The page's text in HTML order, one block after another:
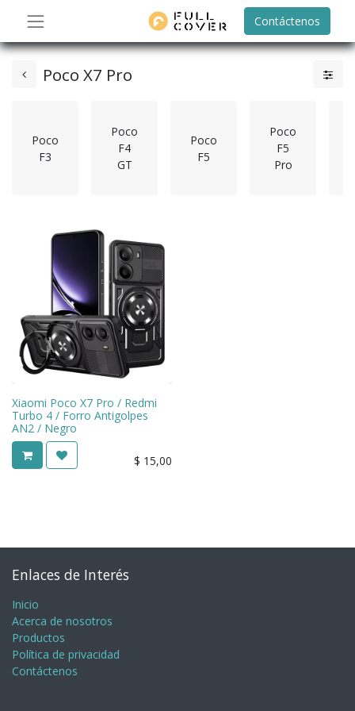
Contáctenos
Poco X7 Pro
Poco
F3
Poco
F4
GT
Poco
F5
Poco
F5
Pro
Xiaomi Poco X7 Pro / Redmi
Turbo 4 / Forro Antigolpes
AN2 / Negro
$ 15,00
Enlaces de Interés
Inicio
Acerca de nosotros
Productos
Política de privacidad
Contáctenos